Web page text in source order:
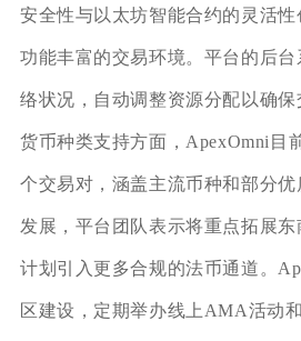
安全性与以太坊智能合约的灵活性
功能丰富的交易环境。平台的后台
络状况，自动调整资源分配以确
货币种类支持方面，ApexOmni目
个交易对，涵盖主流币种和部分
发展，平台团队表示将重点拓展
计划引入更多合规的法币通道。
区建设，定期举办线上AMA活动